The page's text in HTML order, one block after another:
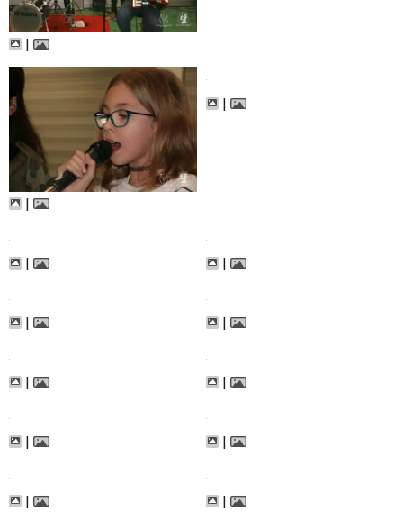
|
|
|
| |
| |
| |
| |
| |